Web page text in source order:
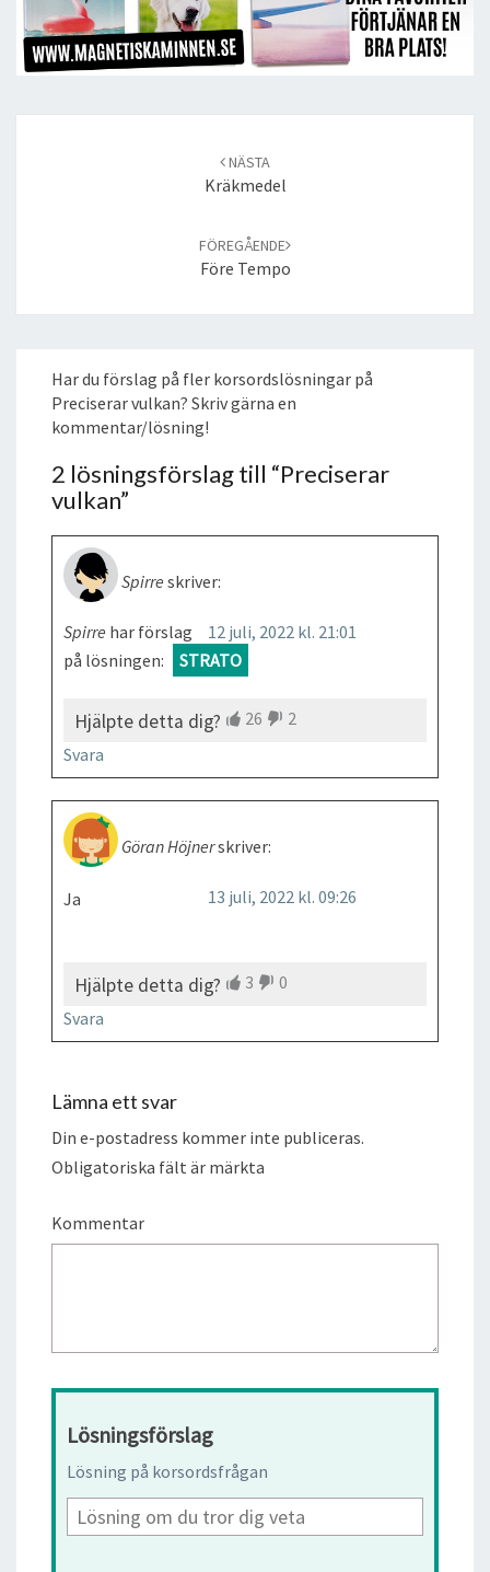
NÄSTA
Kräkmedel
FÖREGÅENDE
Före Tempo
Har du förslag på fler korsordslösningar på
Preciserar vulkan? Skriv gärna en
kommentar/lösning!
2 lösningsförslag till “Preciserar
vulkan”
Spirre skriver:
12 juli, 2022 kl. 21:01
Spirre har förslag
på lösningen:
STRATO
Hjälpte detta dig? 26
2
Svara
Göran Höjnerskriver:
13 juli, 2022 kl. 09:26
Ja
Hjälpte detta dig? 3
0
Svara
Lämna ett svar
Din e-postadress kommer inte publiceras.
Obligatoriska fält är märkta
Kommentar
Lösningsförslag
Lösning på korsordsfrågan